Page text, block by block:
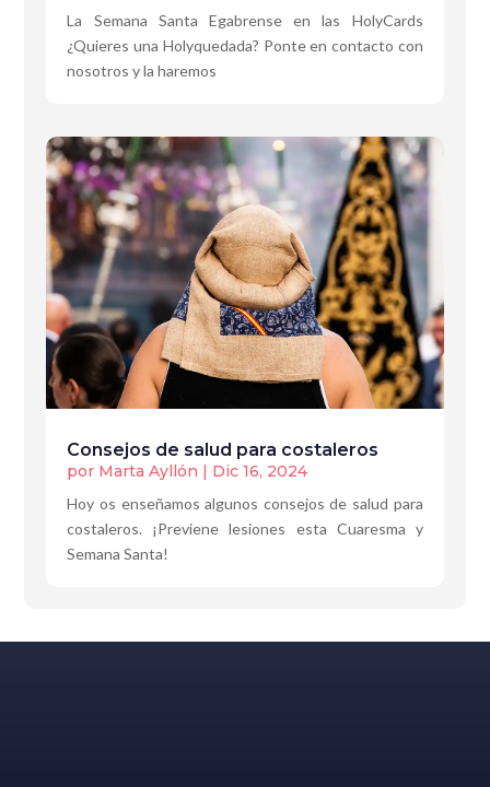
La Semana Santa Egabrense en las HolyCards
¿Quieres una Holyquedada? Ponte en contacto con
nosotros y la haremos
Consejos de salud para costaleros
por Marta Ayllón | Dic 16, 2024
Hoy os enseñamos algunos consejos de salud para
costaleros. ¡Previene lesiones esta Cuaresma y
Semana Santa!